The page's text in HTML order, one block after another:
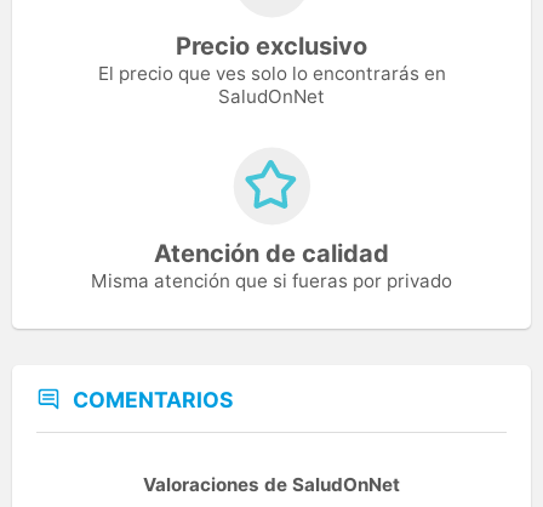
Precio exclusivo
El precio que ves solo lo encontrarás en
SaludOnNet
Atención de calidad
Misma atención que si fueras por privado
COMENTARIOS
Valoraciones de SaludOnNet